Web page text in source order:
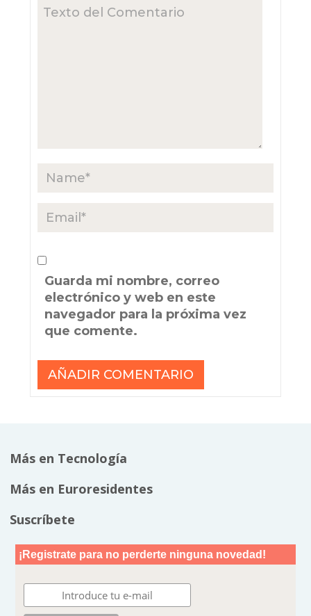
Guarda mi nombre, correo
electrónico y web en este
navegador para la próxima vez
que comente.
Más en Tecnología
Más en Euroresidentes
Suscríbete